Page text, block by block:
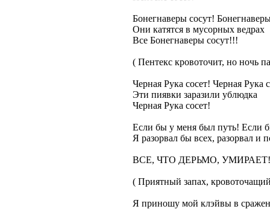
Бонегнаверы сосут!
Они катятся в мусорных ведрах
Все Бонегнаверы сосут!!!
( Пентекс кровоточит, но ночь
Черная Рука сосет! Черная Рука
Эти пиявки заразили ублюдка
Черная Рука сосет!
Если бы у меня был путь! Если
Я разорвал бы всех, разорвал и
ВСЕ, ЧТО ДЕРЬМО,
( Приятный запах,
Я приношу мой клэйвы в